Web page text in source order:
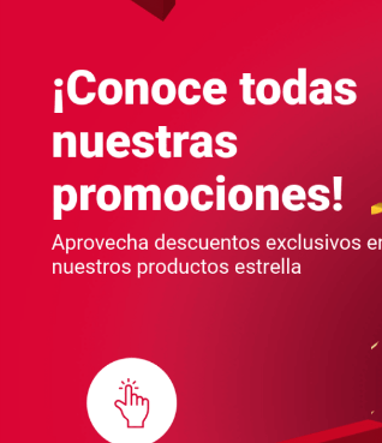
Impresoras
Nuestro amplio catálogo de
garantiza que encontrarás la que
adapte a tus operaciones y a tu
Impresoras de escritorio,
portátiles o de tarjetas PVC,
impresora para ti.